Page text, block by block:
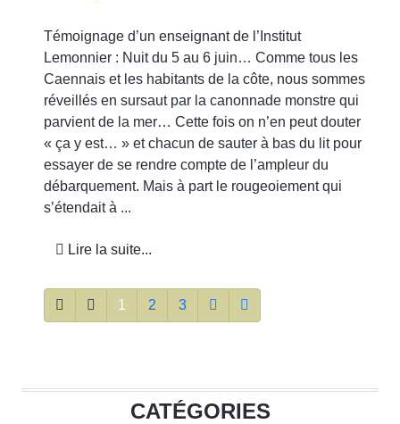
Témoignage d’un enseignant de l’Institut
Lemonnier : Nuit du 5 au 6 juin… Comme tous les
Caennais et les habitants de la côte, nous sommes
réveillés en sursaut par la canonnade monstre qui
parvient de la mer… Cette fois on n’en peut douter
« ça y est… » et chacun de sauter à bas du lit pour
essayer de se rendre compte de l’ampleur du
débarquement. Mais à part le rougeoiement qui
s’étendait à ...
Lire la suite...
1 2 3
CATÉGORIES